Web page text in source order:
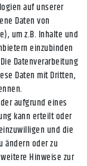
Widerrufs­recht
auf unserer
Daten von
um z.B. Inhalte und
einzubinden
Datenverarbeitung
Daten mit Dritten,
aufgrund eines
kann erteilt oder
und die
ändern oder zu
Hinweise zur